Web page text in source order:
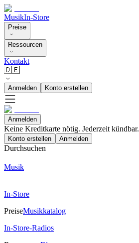
MusikIn-Store
Preise
Ressourcen
Kontakt
🇩🇪
Anmelden Konto erstellen
Anmelden
Keine Kreditkarte nötig. Jederzeit kündbar.
Konto erstellen Anmelden
Durchsuchen
Musik
In-Store
PreiseMusikkatalog
In-Store-Radios